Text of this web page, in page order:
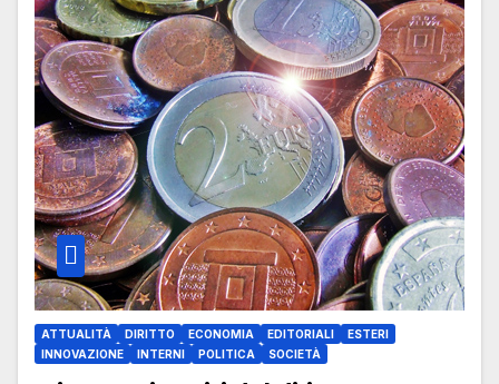
ATTUALITÀ DIRITTO ECONOMIA EDITORIALI
ESTERI
INNOVAZIONE
INTERNI POLITICA SOCIETÀ